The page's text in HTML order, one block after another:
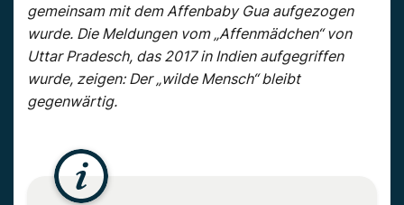
gemeinsam mit dem Affenbaby Gua aufgezogen
wurde. Die Meldungen vom „Affenmädchen“ von
Uttar Pradesch, das 2017 in Indien aufgegriffen
wurde, zeigen: Der „wilde Mensch“ bleibt
gegenwärtig.